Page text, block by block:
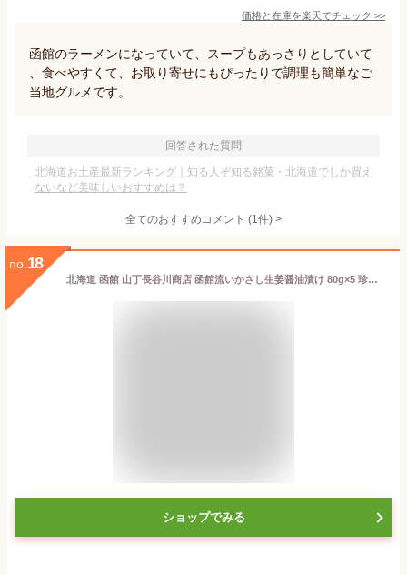
価格と在庫を楽天でチェック >>
函館のラーメンになっていて、スープもあっさりとしていて
、食べやすくて、お取り寄せにもぴったりで調理も簡単なご
当地グルメです。
回答された質問
北海道お土産最新ランキング｜知る人ぞ知る銘菓・北海道でしか買え
ないなど美味しいおすすめは？
全てのおすすめコメント (1件) >
no. 18
北海道 函館 山丁長谷川商店 函館流いかさし生姜醤油漬け 80g×5 珍味 生珍味 珍味セット 烏賊 いか つまみ お取り寄せグルメ 刺身 海鮮 いか刺し 刺し身 お刺身 冷凍イカ 酒の肴 酒のつまみ おつまみ 小分け お取り寄せ 美味しい おいしい 冷凍 北海道土産 北海道物産展
ショップでみる